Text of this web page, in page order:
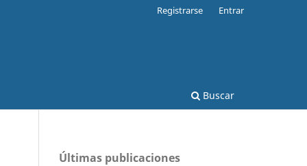
Buscar
Registrarse Entrar
Últimas publicaciones